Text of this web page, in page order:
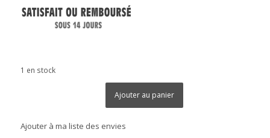
1 en stock
Ajouter au panier
Ajouter à ma liste des envies